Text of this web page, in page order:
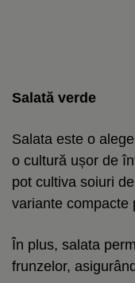
Salată verde
Salata este o
o cultură ușor de
pot cultiva soiuri
variante compacte
În plus, salata
frunzelor,